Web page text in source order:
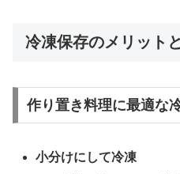
冷凍保存のメリット
作り置き料理に最適な
小分けにして冷凍